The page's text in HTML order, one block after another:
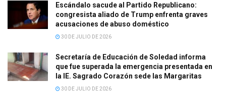
Escándalo sacude al Partido Republicano:
congresista aliado de Trump enfrenta graves
acusaciones de abuso doméstico
30 DE JULIO DE 2026
Secretaría de Educación de Soledad informa
que fue superada la emergencia presentada en
la IE. Sagrado Corazón sede las Margaritas
30 DE JULIO DE 2026